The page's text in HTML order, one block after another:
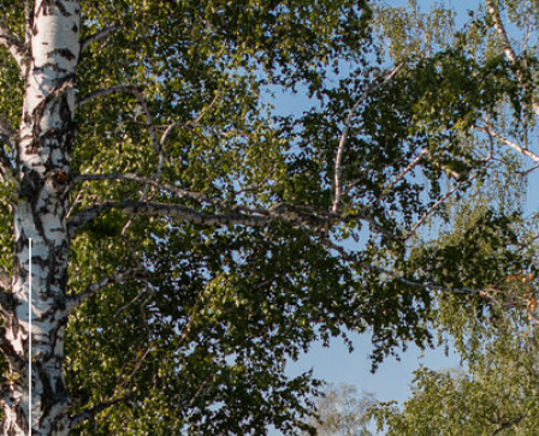
ЗАБРОНИРОВАТЬ
ВЕЧЕРНИЙ ЗАЕЗД В
ВЫХОДНЫЕ ДНИ